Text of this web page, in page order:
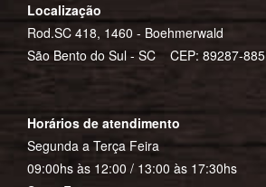
Localização
Rod.SC 418, 1460 - Boehmerwald
São Bento do Sul - SC CEP: 89287-885
Horários de atendimento
Segunda a Terça Feira
09:00hs às 12:00 / 13:00 às 17:30hs